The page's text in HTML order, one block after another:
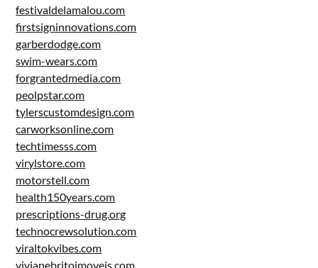
festivaldelamalou.com
firstsigninnovations.com
garberdodge.com
swim-wears.com
forgrantedmedia.com
peolpstar.com
tylerscustomdesign.com
carworksonline.com
techtimesss.com
virylstore.com
motorstell.com
health150years.com
prescriptions-drug.org
technocrewsolution.com
viraltokvibes.com
vivianebritoimoveis.com